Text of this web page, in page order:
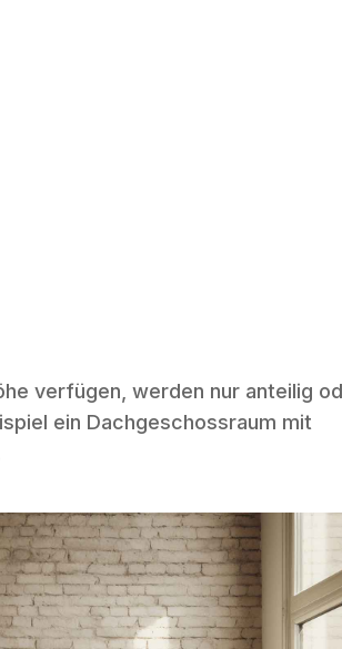
verfügen, werden nur anteilig
ein Dachgeschossraum mit